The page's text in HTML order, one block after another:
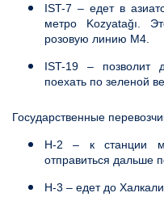
IST-7 – едет в
метро Kozyatağı.
розовую линию М4.
IST-19 – позволит
поехать по зеленой
Государственные
Н-2 – к станции
отправиться дальше
Н-3 – едет до Халкали.